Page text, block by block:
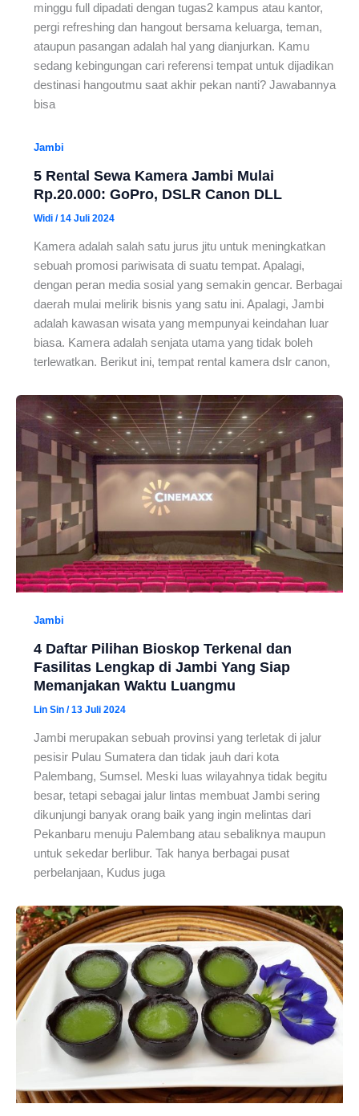
minggu full dipadati dengan tugas2 kampus atau kantor,
pergi refreshing dan hangout bersama keluarga, teman,
ataupun pasangan adalah hal yang dianjurkan. Kamu
sedang kebingungan cari referensi tempat untuk dijadikan
destinasi hangoutmu saat akhir pekan nanti? Jawabannya
bisa
Jambi
5 Rental Sewa Kamera Jambi Mulai
Rp.20.000: GoPro, DSLR Canon DLL
Widi /14 Juli 2024
Kamera adalah salah satu jurus jitu untuk meningkatkan
sebuah promosi pariwisata di suatu tempat. Apalagi,
dengan peran media sosial yang semakin gencar. Berbagai
daerah mulai melirik bisnis yang satu ini. Apalagi, Jambi
adalah kawasan wisata yang mempunyai keindahan luar
biasa. Kamera adalah senjata utama yang tidak boleh
terlewatkan. Berikut ini, tempat rental kamera dslr canon,
Jambi
4 Daftar Pilihan Bioskop Terkenal dan
Fasilitas Lengkap di Jambi Yang Siap
Memanjakan Waktu Luangmu
Lin Sin /13 Juli 2024
Jambi merupakan sebuah provinsi yang terletak di jalur
pesisir Pulau Sumatera dan tidak jauh dari kota
Palembang, Sumsel. Meski luas wilayahnya tidak begitu
besar, tetapi sebagai jalur lintas membuat Jambi sering
dikunjungi banyak orang baik yang ingin melintas dari
Pekanbaru menuju Palembang atau sebaliknya maupun
untuk sekedar berlibur. Tak hanya berbagai pusat
perbelanjaan, Kudus juga